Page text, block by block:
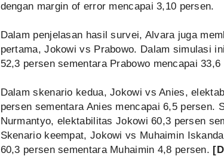
dengan margin of error mencapai 3,10 persen.
Dalam penjelasan hasil survei, Alvara juga
pertama, Jokowi vs Prabowo. Dalam simulasi
52,3 persen sementara Prabowo mencapai 33,6
Dalam skenario kedua, Jokowi vs Anies,
persen sementara Anies mencapai 6,5 persen.
Nurmantyo, elektabilitas Jokowi 60,3 persen
Skenario keempat, Jokowi vs Muhaimin
60,3 persen sementara Muhaimin 4,8 persen.